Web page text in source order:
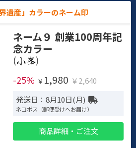
遺産」カラーのネーム印
ネーム９ 創業100周年記
念カラー
(
)
-25% ￥ 1,980 ￥2,640
発送日：8月10日(月)
ネコポス（郵便受けへお届け）
商品詳細・ご注文